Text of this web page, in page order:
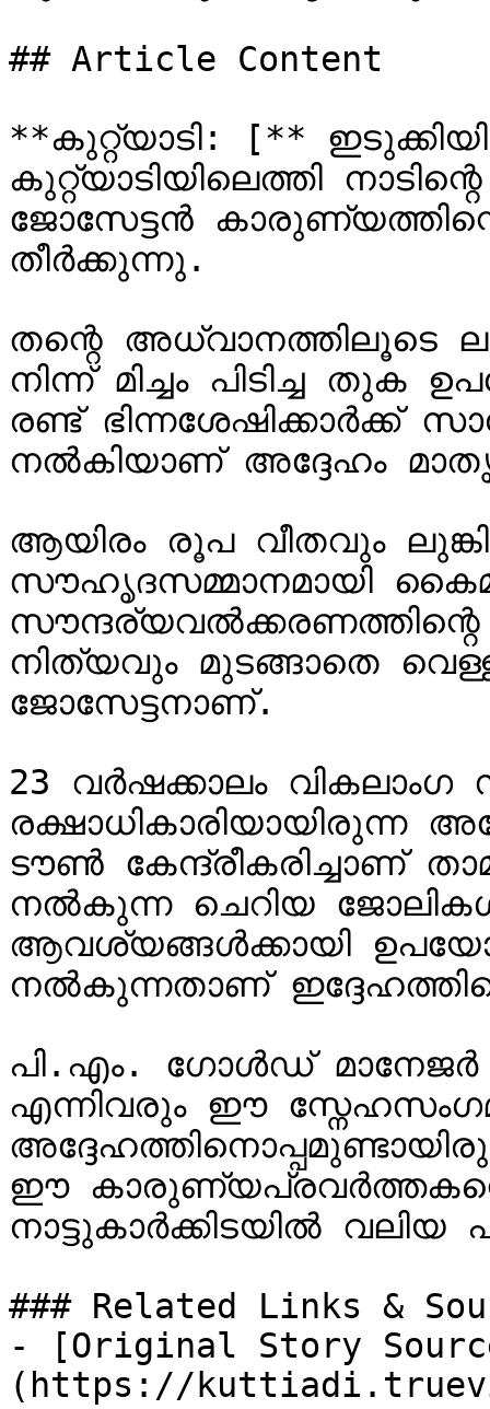
## Article Content
**കുറ്റ്യാടി: [**
കുറ്റ്യാടിയിലെത്തി
ജോസേട്ടൻ
തീർക്കുന്നു.
തന്റെ അധ്വാനത്തിലൂടെ
നിന്ന് മിച്ചം പിടിച്ച തുക
രണ്ട് ഭിന്നശേഷിക്കാർക്ക്
നൽകിയാണ് അദ്ദേഹം
ആയിരം രൂപ വീതവും
സൗഹൃദസമ്മാനമായി
സൗന്ദര്യവൽക്കരണത്തിന്റെ
നിത്യവും മുടങ്ങാതെ
ജോസേട്ടനാണ്.
23 വർഷക്കാലം
രക്ഷാധികാരിയായിരുന്ന
ടൗൺ കേന്ദ്രീകരിച്ചാണ്
നൽകുന്ന ചെറിയ
ആവശ്യങ്ങൾക്കായി
നൽകുന്നതാണ്
പി.എം. ഗോൾഡ്
എന്നിവരും ഈ
ഈ
നാട്ടുകാർക്കിടയിൽ
### Related Links &
- [Original Story
(https://